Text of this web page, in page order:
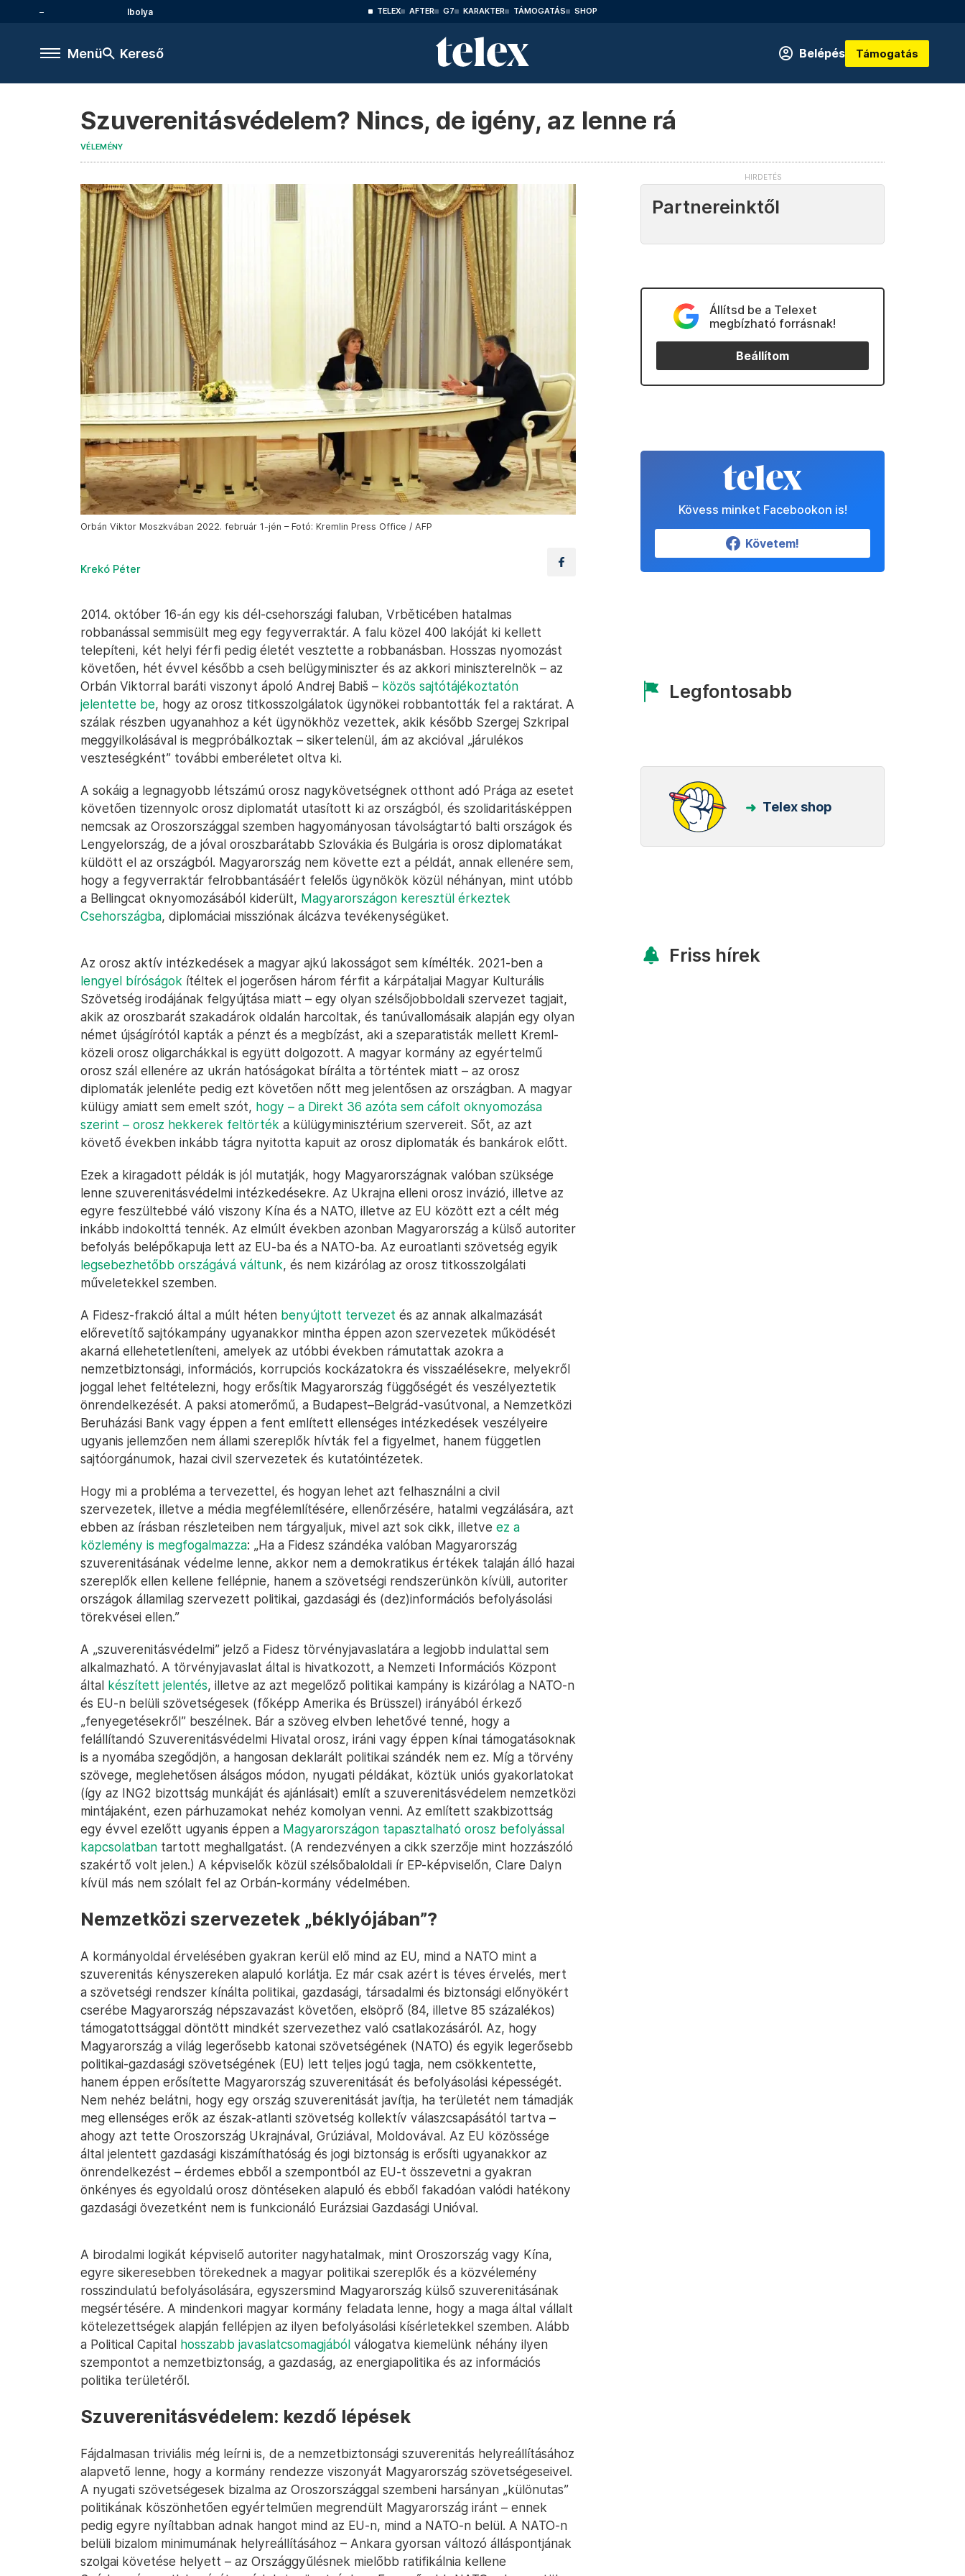
Ibolya TELEX AFTER G7 KARAKTER TÁMOGATÁS SHOP
Menü Kereső Belépés Támogatás
Szuverenitásvédelem? Nincs, de igény, az lenne rá
VÉLEMÉNY
Orbán Viktor Moszkvában 2022. február 1-jén – Fotó: Kremlin Press Office / AFP
Krekó Péter
2014. október 16-án egy kis dél-csehországi faluban, Vrběticében hatalmas
robbanással semmisült meg egy fegyverraktár. A falu közel 400 lakóját ki kellett
telepíteni, két helyi férfi pedig életét vesztette a robbanásban. Hosszas nyomozást
követően, hét évvel később a cseh belügyminiszter és az akkori miniszterelnök – az
Orbán Viktorral baráti viszonyt ápoló Andrej Babiš – közös sajtótájékoztatón
jelentette be, hogy az orosz titkosszolgálatok ügynökei robbantották fel a raktárat. A
szálak részben ugyanahhoz a két ügynökhöz vezettek, akik később Szergej Szkripal
meggyilkolásával is megpróbálkoztak – sikertelenül, ám az akcióval „járulékos
veszteségként” további emberéletet oltva ki.
A sokáig a legnagyobb létszámú orosz nagykövetségnek otthont adó Prága az esetet
követően tizennyolc orosz diplomatát utasított ki az országból, és szolidaritásképpen
nemcsak az Oroszországgal szemben hagyományosan távolságtartó balti országok és
Lengyelország, de a jóval oroszbarátabb Szlovákia és Bulgária is orosz diplomatákat
küldött el az országból. Magyarország nem követte ezt a példát, annak ellenére sem,
hogy a fegyverraktár felrobbantásáért felelős ügynökök közül néhányan, mint utóbb
a Bellingcat oknyomozásából kiderült, Magyarországon keresztül érkeztek
Csehországba, diplomáciai missziónak álcázva tevékenységüket.
Az orosz aktív intézkedések a magyar ajkú lakosságot sem kímélték. 2021-ben a
lengyel bíróságok ítéltek el jogerősen három férfit a kárpátaljai Magyar Kulturális
Szövetség irodájának felgyújtása miatt – egy olyan szélsőjobboldali szervezet tagjait,
akik az oroszbarát szakadárok oldalán harcoltak, és tanúvallomásaik alapján egy olyan
német újságírótól kapták a pénzt és a megbízást, aki a szeparatisták mellett Kreml-
közeli orosz oligarchákkal is együtt dolgozott. A magyar kormány az egyértelmű
orosz szál ellenére az ukrán hatóságokat bírálta a történtek miatt – az orosz
diplomaták jelenléte pedig ezt követően nőtt meg jelentősen az országban. A magyar
külügy amiatt sem emelt szót, hogy – a Direkt 36 azóta sem cáfolt oknyomozása
szerint – orosz hekkerek feltörték a külügyminisztérium szervereit. Sőt, az azt
követő években inkább tágra nyitotta kapuit az orosz diplomaták és bankárok előtt.
Ezek a kiragadott példák is jól mutatják, hogy Magyarországnak valóban szüksége
lenne szuverenitásvédelmi intézkedésekre. Az Ukrajna elleni orosz invázió, illetve az
egyre feszültebbé váló viszony Kína és a NATO, illetve az EU között ezt a célt még
inkább indokolttá tennék. Az elmúlt években azonban Magyarország a külső autoriter
befolyás belépőkapuja lett az EU-ba és a NATO-ba. Az euroatlanti szövetség egyik
legsebezhetőbb országává váltunk, és nem kizárólag az orosz titkosszolgálati
műveletekkel szemben.
A Fidesz-frakció által a múlt héten benyújtott tervezet és az annak alkalmazását
előrevetítő sajtókampány ugyanakkor mintha éppen azon szervezetek működését
akarná ellehetetleníteni, amelyek az utóbbi években rámutattak azokra a
nemzetbiztonsági, információs, korrupciós kockázatokra és visszaélésekre, melyekről
joggal lehet feltételezni, hogy erősítik Magyarország függőségét és veszélyeztetik
önrendelkezését. A paksi atomerőmű, a Budapest–Belgrád-vasútvonal, a Nemzetközi
Beruházási Bank vagy éppen a fent említett ellenséges intézkedések veszélyeire
ugyanis jellemzően nem állami szereplők hívták fel a figyelmet, hanem független
sajtóorgánumok, hazai civil szervezetek és kutatóintézetek.
Hogy mi a probléma a tervezettel, és hogyan lehet azt felhasználni a civil
szervezetek, illetve a média megfélemlítésére, ellenőrzésére, hatalmi vegzálására, azt
ebben az írásban részleteiben nem tárgyaljuk, mivel azt sok cikk, illetve ez a
közlemény is megfogalmazza: „Ha a Fidesz szándéka valóban Magyarország
szuverenitásának védelme lenne, akkor nem a demokratikus értékek talaján álló hazai
szereplők ellen kellene fellépnie, hanem a szövetségi rendszerünkön kívüli, autoriter
országok államilag szervezett politikai, gazdasági és (dez)információs befolyásolási
törekvései ellen.”
A „szuverenitásvédelmi” jelző a Fidesz törvényjavaslatára a legjobb indulattal sem
alkalmazható. A törvényjavaslat által is hivatkozott, a Nemzeti Információs Központ
által készített jelentés, illetve az azt megelőző politikai kampány is kizárólag a NATO-n
és EU-n belüli szövetségesek (főképp Amerika és Brüsszel) irányából érkező
„fenyegetésekről” beszélnek. Bár a szöveg elvben lehetővé tenné, hogy a
felállítandó Szuverenitásvédelmi Hivatal orosz, iráni vagy éppen kínai támogatásoknak
is a nyomába szegődjön, a hangosan deklarált politikai szándék nem ez. Míg a törvény
szövege, meglehetősen álságos módon, nyugati példákat, köztük uniós gyakorlatokat
(így az ING2 bizottság munkáját és ajánlásait) említ a szuverenitásvédelem nemzetközi
mintájaként, ezen párhuzamokat nehéz komolyan venni. Az említett szakbizottság
egy évvel ezelőtt ugyanis éppen a Magyarországon tapasztalható orosz befolyással
kapcsolatban tartott meghallgatást. (A rendezvényen a cikk szerzője mint hozzászóló
szakértő volt jelen.) A képviselők közül szélsőbaloldali ír EP-képviselőn, Clare Dalyn
kívül más nem szólalt fel az Orbán-kormány védelmében.
Nemzetközi szervezetek „béklyójában”?
A kormányoldal érvelésében gyakran kerül elő mind az EU, mind a NATO mint a
szuverenitás kényszereken alapuló korlátja. Ez már csak azért is téves érvelés, mert
a szövetségi rendszer kínálta politikai, gazdasági, társadalmi és biztonsági előnyökért
cserébe Magyarország népszavazást követően, elsöprő (84, illetve 85 százalékos)
támogatottsággal döntött mindkét szervezethez való csatlakozásáról. Az, hogy
Magyarország a világ legerősebb katonai szövetségének (NATO) és egyik legerősebb
politikai-gazdasági szövetségének (EU) lett teljes jogú tagja, nem csökkentette,
hanem éppen erősítette Magyarország szuverenitását és befolyásolási képességét.
Nem nehéz belátni, hogy egy ország szuverenitását javítja, ha területét nem támadják
meg ellenséges erők az észak-atlanti szövetség kollektív válaszcsapásától tartva –
ahogy azt tette Oroszország Ukrajnával, Grúziával, Moldovával. Az EU közössége
által jelentett gazdasági kiszámíthatóság és jogi biztonság is erősíti ugyanakkor az
önrendelkezést – érdemes ebből a szempontból az EU-t összevetni a gyakran
önkényes és egyoldalú orosz döntéseken alapuló és ebből fakadóan valódi hatékony
gazdasági övezetként nem is funkcionáló Eurázsiai Gazdasági Unióval.
A birodalmi logikát képviselő autoriter nagyhatalmak, mint Oroszország vagy Kína,
egyre sikeresebben törekednek a magyar politikai szereplők és a közvélemény
rosszindulatú befolyásolására, egyszersmind Magyarország külső szuverenitásának
megsértésére. A mindenkori magyar kormány feladata lenne, hogy a maga által vállalt
kötelezettségek alapján fellépjen az ilyen befolyásolási kísérletekkel szemben. Alább
a Political Capital hosszabb javaslatcsomagjából válogatva kiemelünk néhány ilyen
szempontot a nemzetbiztonság, a gazdaság, az energiapolitika és az információs
politika területéről.
Szuverenitásvédelem: kezdő lépések
Fájdalmasan triviális még leírni is, de a nemzetbiztonsági szuverenitás helyreállításához
alapvető lenne, hogy a kormány rendezze viszonyát Magyarország szövetségeseivel.
A nyugati szövetségesek bizalma az Oroszországgal szembeni harsányan „különutas”
politikának köszönhetően egyértelműen megrendült Magyarország iránt – ennek
pedig egyre nyíltabban adnak hangot mind az EU-n, mind a NATO-n belül. A NATO-n
belüli bizalom minimumának helyreállításához – Ankara gyorsan változó álláspontjának
szolgai követése helyett – az Országgyűlésnek mielőbb ratifikálnia kellene
Partnereinktől
Állítsd be a Telexet
megbízható forrásnak!
Beállítom
Kövess minket Facebookon is!
Követem!
Legfontosabb
Telex shop
Friss hírek